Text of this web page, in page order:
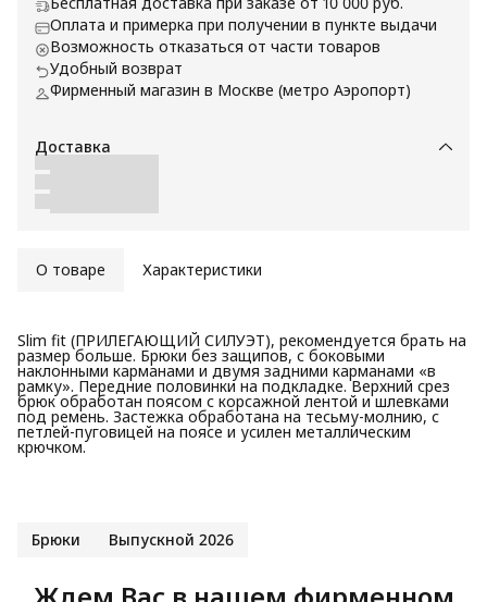
Оплата и примерка при получении в пункте выдачи
Возможность отказаться от части товаров
Удобный возврат
Фирменный магазин в Москве (метро Аэропорт)
Доставка
О товаре Характеристики
Slim fit (ПРИЛЕГАЮЩИЙ СИЛУЭТ), рекомендуется брать на
размер больше. Брюки без защипов, с боковыми
наклонными карманами и двумя задними карманами «в
рамку». Передние половинки на подкладке. Верхний срез
брюк обработан поясом с корсажной лентой и шлевками
под ремень. Застежка обработана на тесьму-молнию, с
петлей-пуговицей на поясе и усилен металлическим
крючком.
Брюки Выпускной 2026